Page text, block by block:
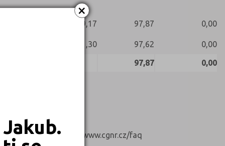
×
79,17 97,87 0,00
91,30 97,62 0,00
97,87 0,00
podrobnosti https://www.cgnr.cz/faq